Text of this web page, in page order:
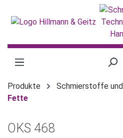
Produkte
Schmierstoffe
Fette
OKS 468